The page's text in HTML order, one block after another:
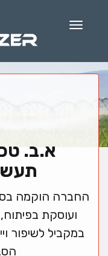
Menu
א.ב.
ועוסקת
במקביל לשיפור